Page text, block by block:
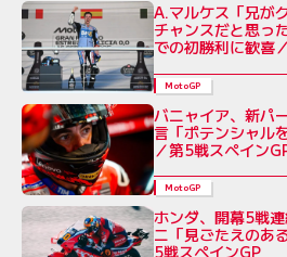
A.マルケス「兄が
チャンスだと思っ
での初勝利に歓喜
MotoGP
バニャイア、新パ
言「ポテンシャル
／第5戦スペイン
MotoGP
ホンダ、開幕5戦
ニ「見ごたえのあ
5戦スペインGP